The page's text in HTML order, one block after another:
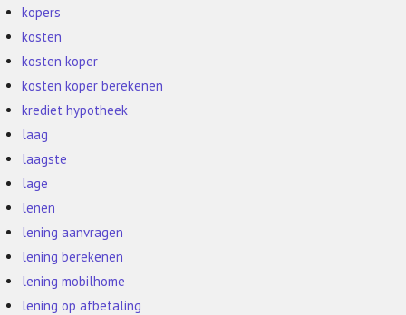
kopers
kosten
kosten koper
kosten koper berekenen
krediet hypotheek
laag
laagste
lage
lenen
lening aanvragen
lening berekenen
lening mobilhome
lening op afbetaling